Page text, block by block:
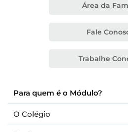
Para quem é o Módulo?
O Colégio
Área da
Fale
Trabalhe